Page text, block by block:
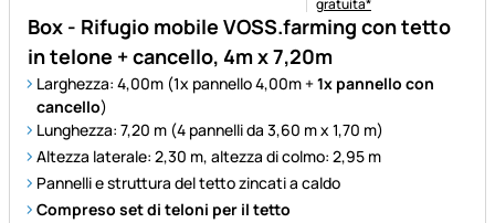
Box - Rifugio mobile VOSS.farming con tetto
in telone + cancello, 4m x 7,20m
Larghezza: 4,00m (1x pannello 4,00m +1x pannello con
cancello)
Lunghezza: 7,20 m (4 pannelli da 3,60 m x 1,70 m)
Altezza laterale: 2,30 m, altezza di colmo: 2,95 m
Pannelli e struttura del tetto zincati a caldo
Compreso set di teloni per il tetto
gratuita*